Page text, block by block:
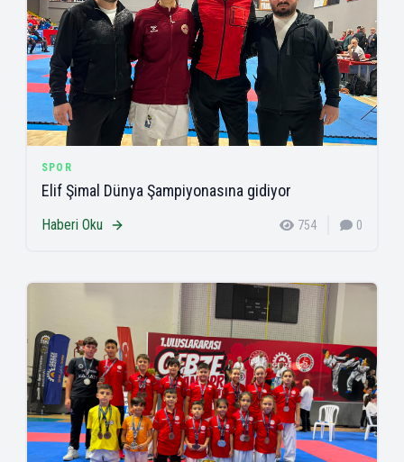
SPOR
Elif Şimal Dünya Şampiyonasına gidiyor
Haberi Oku 754 0